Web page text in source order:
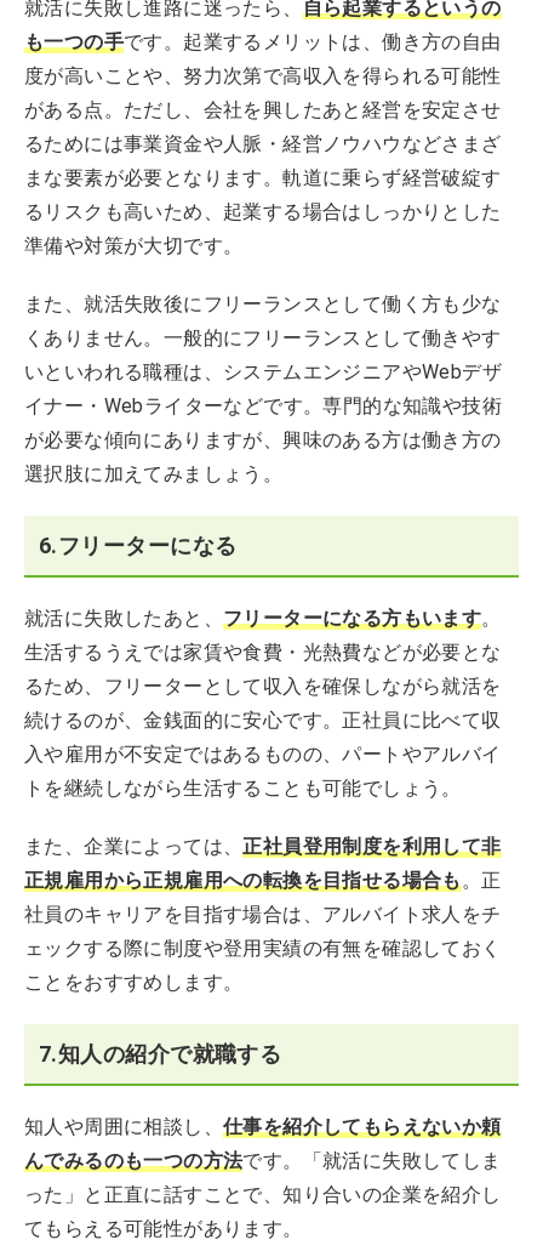
就活に失敗し進路に迷ったら、
自ら起業するというの
も一つの手です。起業するメリットは、働き方の自由
度が高いことや、努力次第で高収入を得られる可能性
がある点。ただし、会社を興したあと経営を安定させ
るためには事業資金や人脈・経営ノウハウなどさまざ
まな要素が必要となります。軌道に乗らず経営破綻す
るリスクも高いため、起業する場合はしっかりとした
準備や対策が大切です。
また、就活失敗後にフリーランスとして働く方も少な
くありません。一般的にフリーランスとして働きやす
いといわれる職種は、システムエンジニアやWebデザ
イナー・Webライターなどです。専門的な知識や技術
が必要な傾向にありますが、興味のある方は働き方の
選択肢に加えてみましょう。
6.フリーターになる
就活に失敗したあと、 フリーターになる方もいます。
生活するうえでは家賃や食費・光熱費などが必要とな
るため、フリーターとして収入を確保しながら就活を
続けるのが、金銭面的に安心です。正社員に比べて収
入や雇用が不安定ではあるものの、パートやアルバイ
トを継続しながら生活することも可能でしょう。
また、企業によっては、 正社員登用制度を利用して非
正規雇用から正規雇用への転換を目指せる場合も 。正
社員のキャリアを目指す場合は、アルバイト求人をチ
ェックする際に制度や登用実績の有無を確認しておく
ことをおすすめします。
7.知人の紹介で就職する
知人や周囲に相談し、 仕事を紹介してもらえないか頼
んでみるのも一つの方法です。「就活に失敗してしま
った」と正直に話すことで、知り合いの企業を紹介し
てもらえる可能性があります。